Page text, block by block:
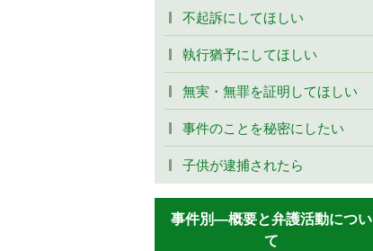
不起訴にしてほしい
執行猶予にしてほしい
無実・無罪を証明してほしい
事件のことを秘密にしたい
子供が逮捕されたら
事件別―概要と弁護活動につい
て